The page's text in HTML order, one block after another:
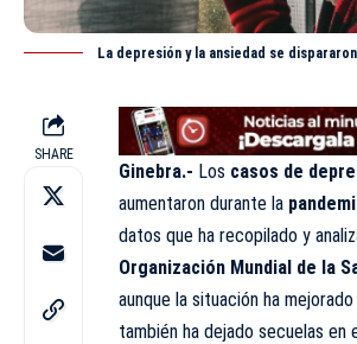
La depresión y la ansiedad se
SHARE
Ginebra.- Los casos de
aumentaron durante la
datos que ha recopilado y
Organización Mundial de la
aunque la situación ha
también ha dejado secuelas en